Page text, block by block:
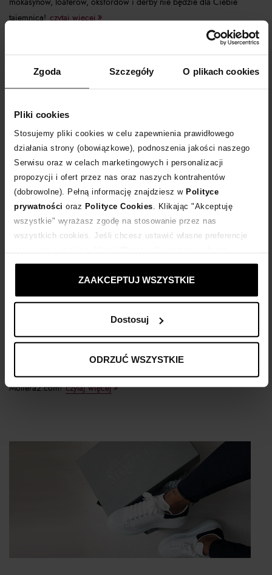
Zgoda Szczegóły O plikach cookies
Pliki cookies
Stosujemy pliki cookies w celu zapewnienia prawidłowego
działania strony (obowiązkowe), podnoszenia jakości naszego
Serwisu oraz w celach marketingowych i personalizacji
propozycji i ofert przez nas oraz naszych kontrahentów
(dobrowolne). Pełną informację znajdziesz w Polityce
prywatności oraz Polityce Cookies . Klikając "Akceptuję
wszystkie" wyrażasz zgodę na stosowanie przez nas
wszystkich cookies. Jeśli chcesz ustawić własne preferencje
ustawienia prywatności.
ZAAKCEPTUJ WSZYSTKIE
Dostosuj
ODRZUĆ WSZYSTKIE
tajemnicą! czytaj więcej
Finał wyprzedaży Moliera2 - co warto
kupić?
polo ralph lauren
To już finał naszej wyjątkowej letniej wyprzedaży - czekają
na Ciebie promocje nawet do -70%. Co więcej, do końca
bieżącego tygodnia (03-09.08) możesz skorzystać z ekstra rabatu:
dodatkowych -20% do wszystkich przecenionych produktów!
Sprawdź, co warto kupić dla niej i dla niego na finale wyprzedaży
Moliera2.com! czytaj więcej